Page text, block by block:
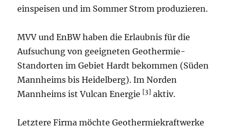
einspeisen und im Sommer Strom produzieren.
MVV und EnBW haben die Erlaubnis für die
Aufsuchung von geeigneten Geothermie-
Standorten im Gebiet Hardt bekommen (Süden
Mannheims bis Heidelberg). Im Norden
Mannheims ist Vulcan Energie [3] aktiv.
Letztere Firma möchte Geothermiekraftwerke